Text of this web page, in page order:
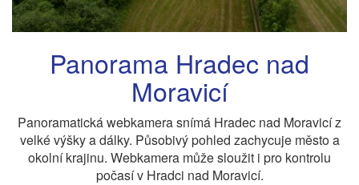
Panorama Hradec nad
Moravicí
Panoramatická webkamera snímá Hradec nad Moravicí z
velké výšky a dálky. Působivý pohled zachycuje město a
okolní krajinu. Webkamera může sloužit i pro kontrolu
počasí v Hradci nad Moravicí.